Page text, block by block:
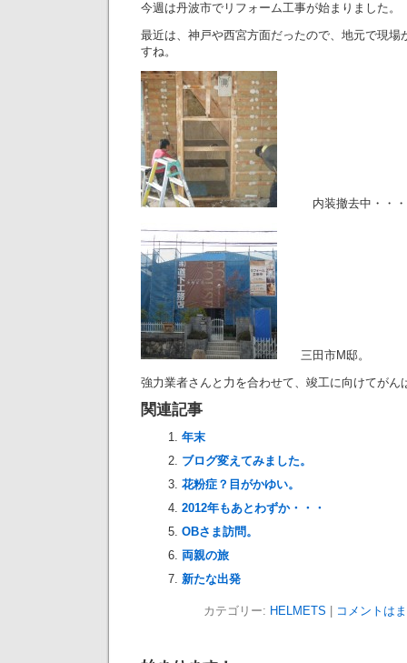
今週は丹波市でリフォーム工事が始まりました。
最近は、神戸や西宮方面だったので、地元で現場
すね。
内装撤去中・・・
三田市M邸。
強力業者さんと力を合わせて、竣工に向けてがん
関連記事
年末
ブログ変えてみました。
花粉症？目がかゆい。
2012年もあとわずか・・・
OBさま訪問。
両親の旅
新たな出発
カテゴリー: HELMETS コメントは